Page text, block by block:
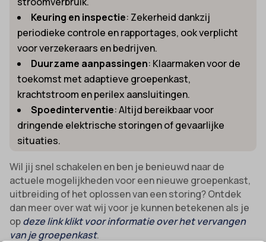
Keuring en inspectie: Zekerheid dankzij
periodieke controle en rapportages, ook verplicht
voor verzekeraars en bedrijven.
Duurzame aanpassingen: Klaarmaken voor de
toekomst met adaptieve groepenkast,
krachtstroom en perilex aansluitingen.
Spoedinterventie: Altijd bereikbaar voor
dringende elektrische storingen of gevaarlijke
situaties.
Wil jij snel schakelen en ben je benieuwd naar de
actuele mogelijkheden voor een nieuwe groepenkast,
uitbreiding of het oplossen van een storing? Ontdek
dan meer over wat wij voor je kunnen betekenen als je
opdeze link klikt voor informatie over het vervangen
van je groepenkast.